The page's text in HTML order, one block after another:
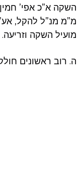
השקה א”כ אפי’
מ”מ מנ”ל להקל,
מועיל השקה וזריעה.
ה. רוב ראשונים